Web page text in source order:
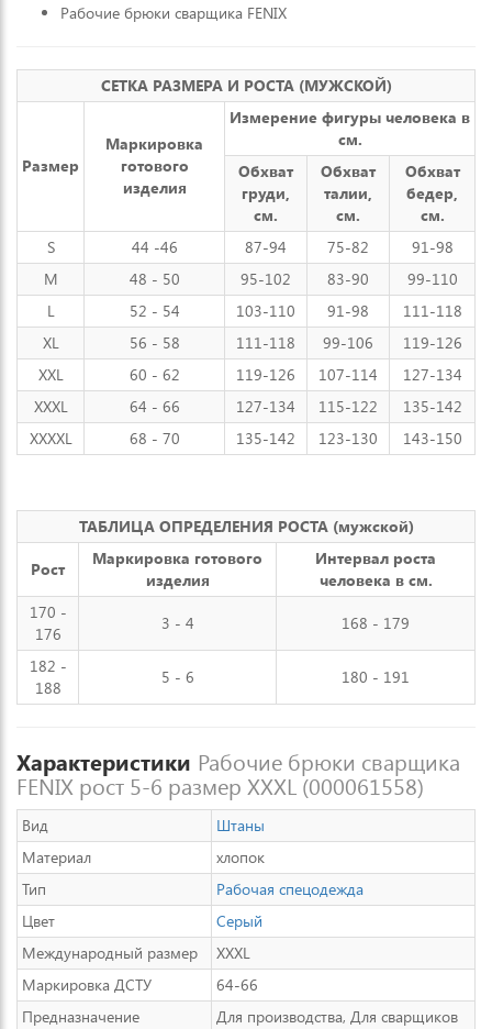
Рабочие брюки сварщика FENIX
СЕТКА РАЗМЕРА И РОСТА (МУЖСКОЙ)
Размер
Маркировка
готового
изделия
Измерение фигуры человека в
см.
Обхват
груди,
см.
Обхват
талии,
см.
Обхват
бедер,
см.
S
44 -46 87-94 75-82
91-98
M
48 - 50 95-102 83-90
99-110
L
52 - 54 103-110 91-98
111-118
XL
56 - 58 111-118 99-106
119-126
XXL
60 - 62 119-126 107-114
127-134
XXXL
64 - 66 127-134 115-122
135-142
XXXXL
68 - 70 135-142 123-130 143-150
ТАБЛИЦА ОПРЕДЕЛЕНИЯ РОСТА (мужской)
Рост
Маркировка готового
изделия
Интервал роста
человека в см.
170 -
176
3 - 4 168 - 179
182 -
188
5 - 6 180 - 191
Характеристики Рабочие брюки сварщика
FENIX рост 5-6 размер XXXL (000061558)
Вид
Штаны
Материал
хлопок
Тип
Рабочая спецодежда
Цвет
Серый
Международный размер
XXXL
Маркировка ДСТУ
64-66
Предназначение
Для производства, Для сварщиков